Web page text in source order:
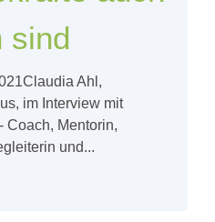
sind
Ahl,
im Interview mit
Coach, Mentorin,
und...